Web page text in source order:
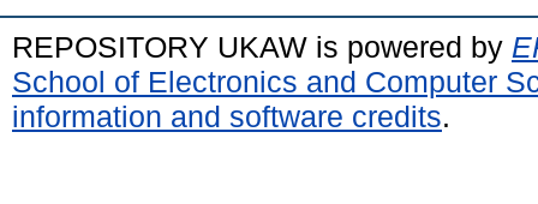
REPOSITORY UKAW is powered by
School of Electronics and Computer
information and software credits.